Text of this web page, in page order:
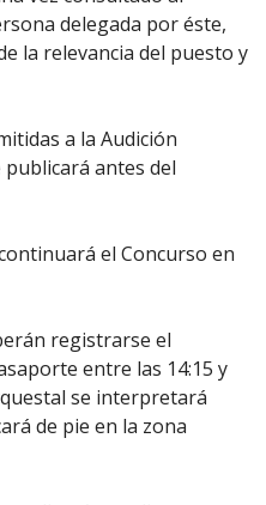
delegada por éste,
la relevancia del puesto y
a la Audición
antes del
el Concurso en
registrarse el
entre las 14:15 y
se interpretará
de pie en la zona